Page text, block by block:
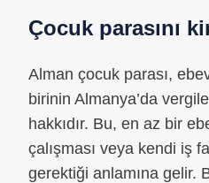
Çocuk parasını
Alman çocuk parası,
birinin Almanya’da
hakkıdır. Bu, en az bir
çalışması veya kendi iş
gerektiği anlamına gelir.